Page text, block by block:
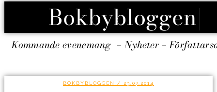
Bokbybloggen|
Kommande evenemang – Nyheter –
BOKBYBLOGGEN / 23.07.2014